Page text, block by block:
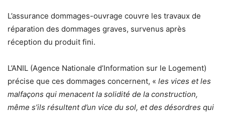
L’assurance dommages-ouvrage couvre les travaux de
réparation des dommages graves, survenus après
réception du produit fini.
L’ANIL (Agence Nationale d’Information sur le Logement)
précise que ces dommages concernent, « les vices et les
malfaçons qui menacent la solidité de la construction,
même s’ils résultent d’un vice du sol, et des désordres qui